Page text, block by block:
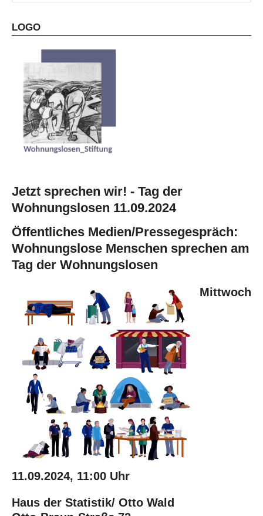
LOGO
Jetzt sprechen wir! - Tag der
Wohnungslosen 11.09.2024
Öffentliches Medien/Pressegespräch:
Wohnungslose Menschen sprechen am
Tag der Wohnungslosen
Mittwoch
11.09.2024, 11:00 Uhr
Haus der Statistik/ Otto Wald